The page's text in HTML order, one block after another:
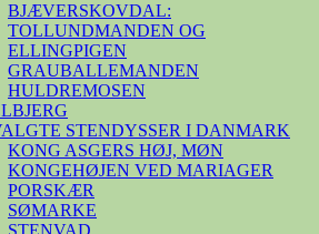
BJÆVERSKOVDAL:
TOLLUNDMANDEN OG
ELLINGPIGEN
GRAUBALLEMANDEN
HULDREMOSEN
STENDYSSER I DANMARK
KONG ASGERS HØJ, MØN
KONGEHØJEN VED MARIAGER
PORSKÆR
SØMARKE
STENVAD